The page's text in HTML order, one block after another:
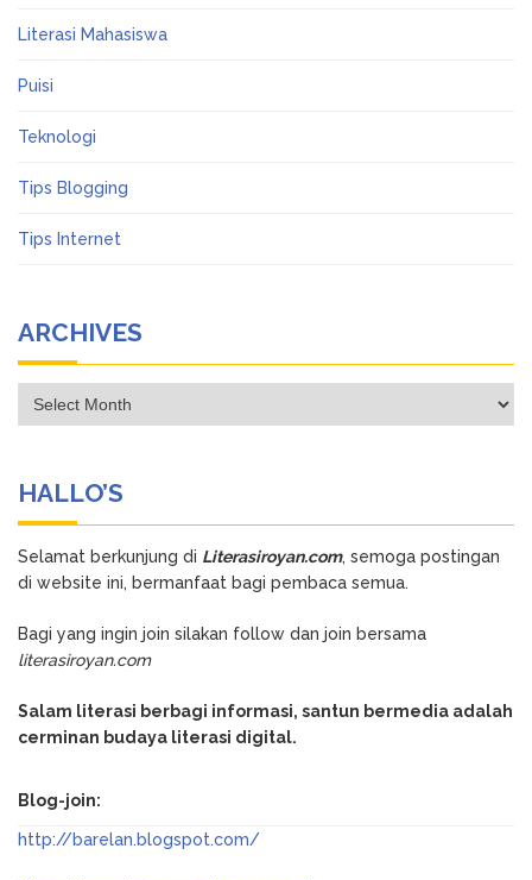
Literasi Mahasiswa
Puisi
Teknologi
Tips Blogging
Tips Internet
ARCHIVES
Archives
HALLO’S
Selamat berkunjung di Literasiroyan.com, semoga postingan
di website ini, bermanfaat bagi pembaca semua.
Bagi yang ingin join silakan follow dan join bersama
literasiroyan.com
Salam literasi berbagi informasi, santun bermedia adalah
cerminan budaya literasi digital.
Blog-join:
http://barelan.blogspot.com/